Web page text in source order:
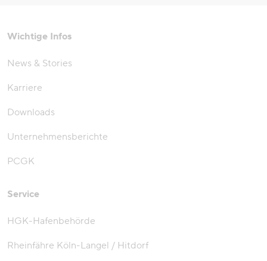
Wichtige Infos
News & Stories
Karriere
Downloads
Unternehmensberichte
PCGK
Service
HGK-Hafenbehörde
Rheinfähre Köln-Langel / Hitdorf